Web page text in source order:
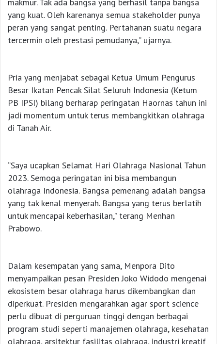
makmur. Tak ada bangsa yang berhasil tanpa bangsa
yang kuat. Oleh karenanya semua stakeholder punya
peran yang sangat penting. Pertahanan suatu negara
tercermin oleh prestasi pemudanya,” ujarnya.
Pria yang menjabat sebagai Ketua Umum Pengurus
Besar Ikatan Pencak Silat Seluruh Indonesia (Ketum
PB IPSI) bilang berharap peringatan Haornas tahun ini
jadi momentum untuk terus membangkitkan olahraga
di Tanah Air.
“Saya ucapkan Selamat Hari Olahraga Nasional Tahun
2023. Semoga peringatan ini bisa membangun
olahraga Indonesia. Bangsa pemenang adalah bangsa
yang tak kenal menyerah. Bangsa yang terus berlatih
untuk mencapai keberhasilan,” terang Menhan
Prabowo.
Dalam kesempatan yang sama, Menpora Dito
menyampaikan pesan Presiden Joko Widodo mengenai
ekosistem besar olahraga harus dikembangkan dan
diperkuat. Presiden mengarahkan agar sport science
perlu dibuat di perguruan tinggi dengan berbagai
program studi seperti manajemen olahraga, kesehatan
olahraga, arsitektur fasilitas olahraga, industri kreatif